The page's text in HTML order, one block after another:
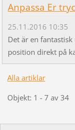
Anpassa Er
25.11.2016 10:35
Det är en
position direkt på
Alla artiklar
Objekt: 1 - 7 av 34